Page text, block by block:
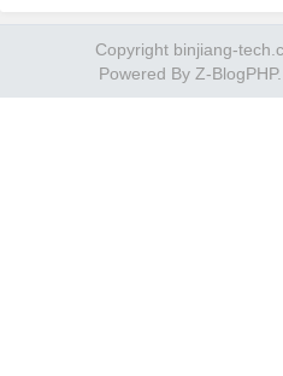
式、趋势
Copyright binjiang-
Powered By Z-BlogPHP